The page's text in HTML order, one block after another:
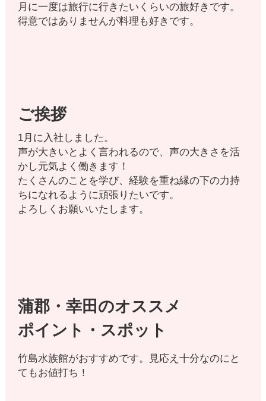
月に一度は旅行に行きたいくらいの旅好きです。
得意ではありませんが料理も好きです。
ご挨拶
1月に入社しました。
声が大きいとよく言われるので、声の大きさを活
かし元気よく働きます！
たくさんのことを学び、経験を重ね縁の下の力持
ちになれるように頑張りたいです。
よろしくお願いいたします。
蒲郡・幸田のオススメ
ポイント・スポット
竹島水族館がおすすめです。見応え十分なのにと
てもお値打ち！